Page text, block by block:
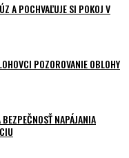
A POCHVAĽUJE SI POKOJ V
POZOROVANIE OBLOHY
NAPÁJANIA